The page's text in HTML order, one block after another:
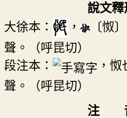
說文釋
大徐本：
，
〔怓
聲。（呼昆切）
段注本：
，
聲。（呼昆切）
注